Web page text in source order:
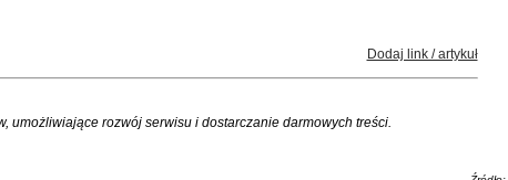
Dodaj link / artykuł
umożliwiające rozwój serwisu i dostarczanie darmowych treści.